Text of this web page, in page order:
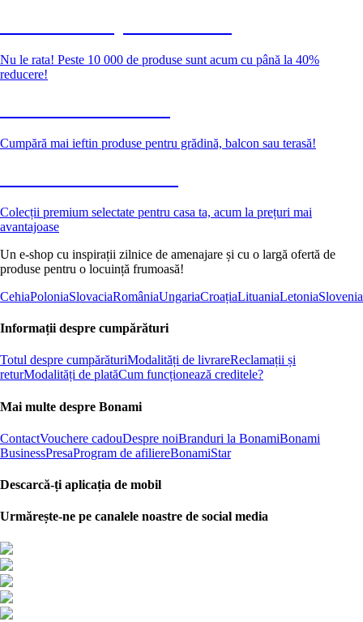
Nu le rata! Peste 10 000 de produse sunt acum cu până la 40%
reducere!
Cumpără mai ieftin produse pentru grădină, balcon sau terasă!
Colecții premium selectate pentru casa ta, acum la prețuri mai
avantajoase
Un e-shop cu inspirații zilnice de amenajare și cu o largă ofertă de
produse pentru o locuință frumoasă!
CehiaPoloniaSlovaciaRomâniaUngariaCroațiaLituaniaLetoniaSlovenia
Informații despre cumpărături
Totul despre cumpărăturiModalități de livrareReclamații și
returModalități de platăCum funcționează creditele?
Mai multe despre Bonami
ContactVouchere cadouDespre noiBranduri la BonamiBonami
BusinessPresaProgram de afiliereBonamiStar
Descarcă-ți aplicația de mobil
Urmărește-ne pe canalele noastre de social media